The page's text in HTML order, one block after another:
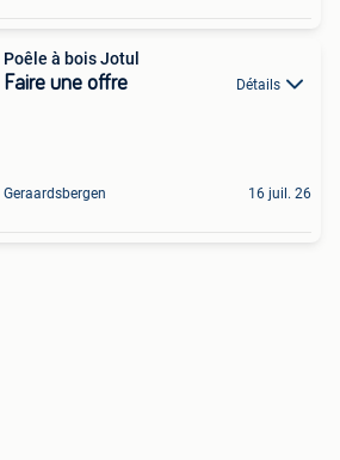
Poêle à bois Jotul
Faire une offre Détails
Geraardsbergen 16 juil. 26